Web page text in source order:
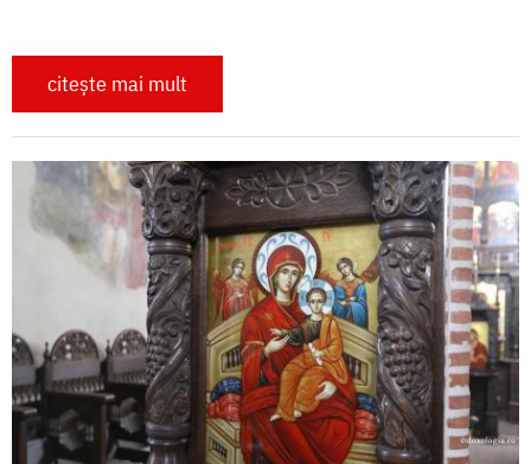
citește mai mult